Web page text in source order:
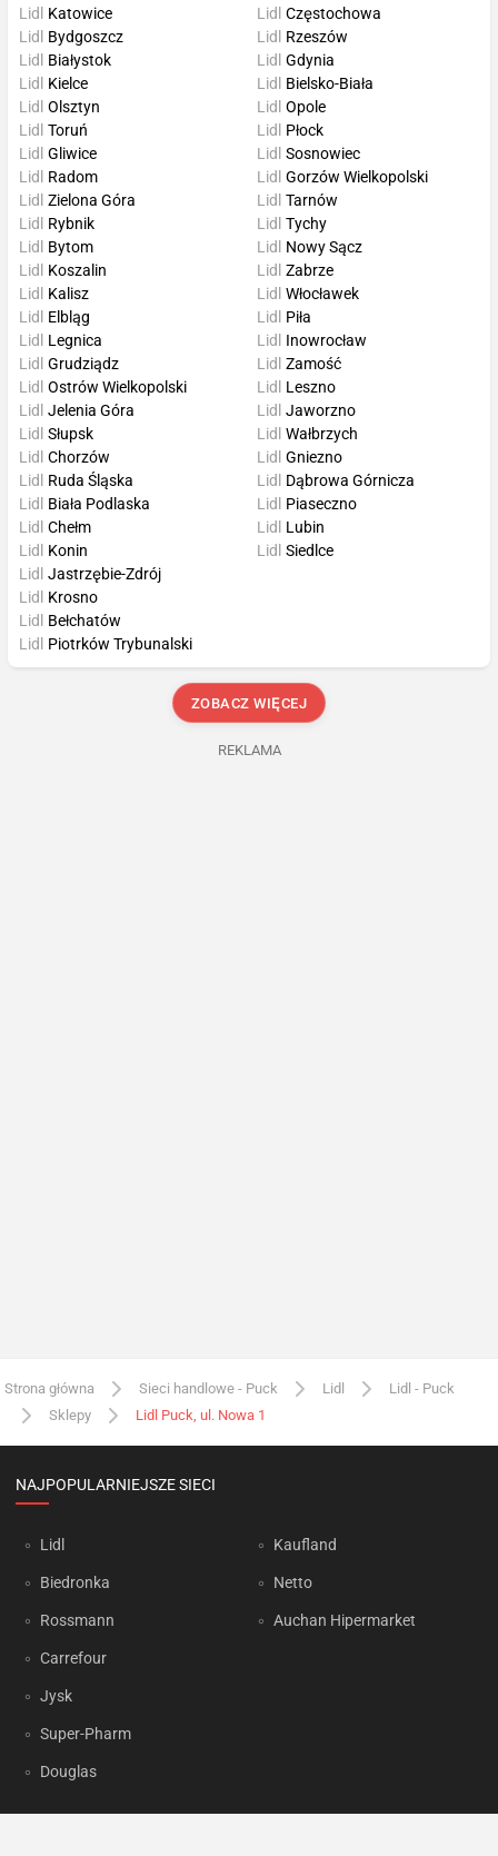
Lidl
Katowice
Lidl
Bydgoszcz
Lidl
Białystok
Lidl
Kielce
Lidl Częstochowa
Lidl
Rzeszów
Lidl Gdynia
Lidl
Bielsko-Biała
Lidl Olsztyn
Lidl Toruń
Lidl Gliwice
Lidl
Radom
Lidl Opole
Lidl
Płock
Lidl Sosnowiec
Lidl Gorzów Wielkopolski
Lidl Zielona Góra
Lidl
Rybnik
Lidl
Bytom
Lidl
Koszalin
Lidl Tarnów
Lidl Tychy
Lidl
Nowy Sącz
Lidl Zabrze
Lidl
Kalisz
Lidl
Elbląg
Lidl
Legnica
Lidl Grudziądz
Lidl Włocławek
Lidl
Piła
Lidl
Inowrocław
Lidl Zamość
Lidl Ostrów Wielkopolski
Lidl Jelenia Góra
Lidl Słupsk
Lidl Chorzów
Lidl
Leszno
Lidl Jaworzno
Lidl Wałbrzych
Lidl Gniezno
Lidl
Ruda Śląska
Lidl
Biała Podlaska
Lidl Chełm
Lidl
Konin
Lidl
Dąbrowa Górnicza
Lidl
Piaseczno
Lidl
Lubin
Lidl Siedlce
Lidl Jastrzębie-Zdrój
Lidl
Krosno
Lidl
Bełchatów
Lidl
Piotrków Trybunalski
ZOBACZ WIĘCEJ
REKLAMA
Strona główna Sieci handlowe - Puck Lidl
Lidl - Puck
Sklepy
Lidl Puck, ul. Nowa 1
NAJPOPULARNIEJSZE SIECI
Lidl
Biedronka
Rossmann
Carrefour
Jysk
Super-Pharm
Douglas
Kaufland
Netto
Auchan Hipermarket